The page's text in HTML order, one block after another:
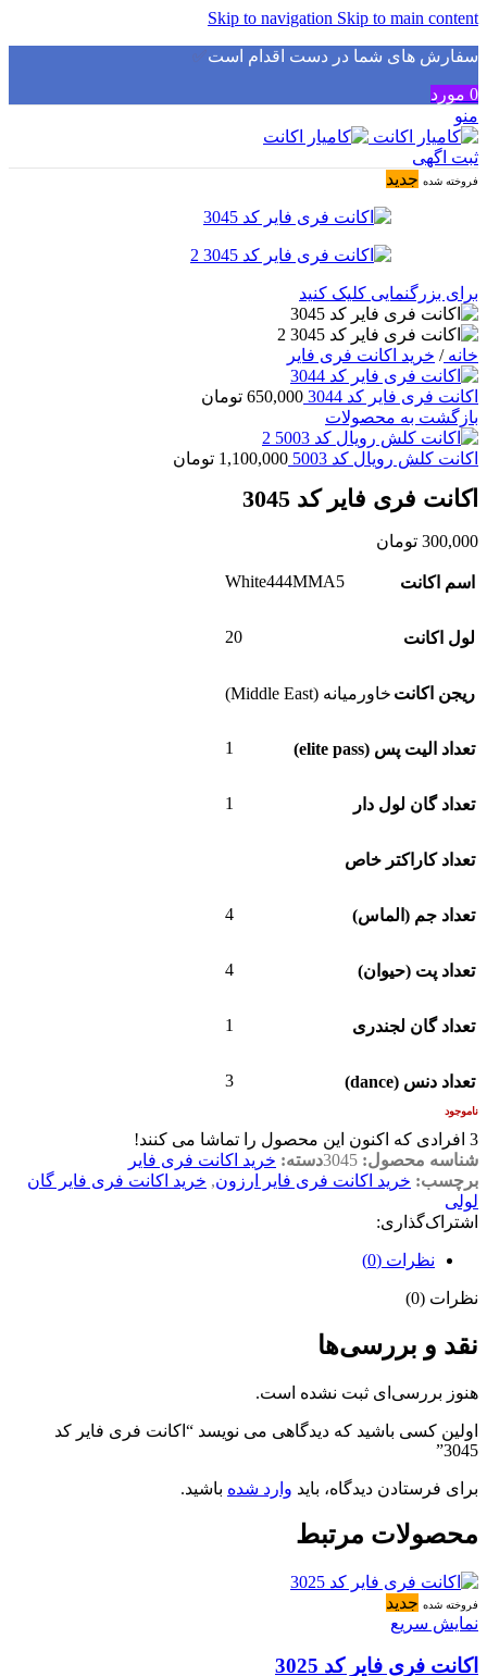
Skip to navigation Skip to main content
سفارش های شما در دست اقدام است✅
0 مورد
منو
ثبت اگهی
فروخته شده جدید
برای بزرگنمایی کلیک کنید
خانه/ خرید اکانت فری فایر
اکانت فری فایر کد 3044 650,000 تومان
بازگشت به محصولات
اکانت کلش رویال کد 5003 1,100,000 تومان
اکانت فری فایر کد 3045
300,000 تومان
اسم اکانت White444MMA5
لول اکانت 20
ریجن اکانت خاورمیانه (Middle East)
تعداد الیت پس (elite pass) 1
تعداد گان لول دار 1
تعداد کاراکتر خاص
تعداد جم (الماس) 4
تعداد پت (حیوان) 4
تعداد گان لجندری 1
تعداد دنس (dance) 3
ناموجود
3 افرادی که اکنون این محصول را تماشا می کنند!
شناسه محصول: 3045دسته: خرید اکانت فری فایر
برچسب: خرید اکانت فری فایر ارزون, خرید اکانت فری فایر گان
لولی
اشتراک‌گذاری:
نظرات (0)
نظرات (0)
نقد و بررسی‌ها
هنوز بررسی‌ای ثبت نشده است.
اولین کسی باشید که دیدگاهی می نویسد “اکانت فری فایر کد
3045”
برای فرستادن دیدگاه، باید وارد شده باشید.
محصولات مرتبط
فروخته شده جدید
نمایش سریع
اکانت فری فایر کد 3025